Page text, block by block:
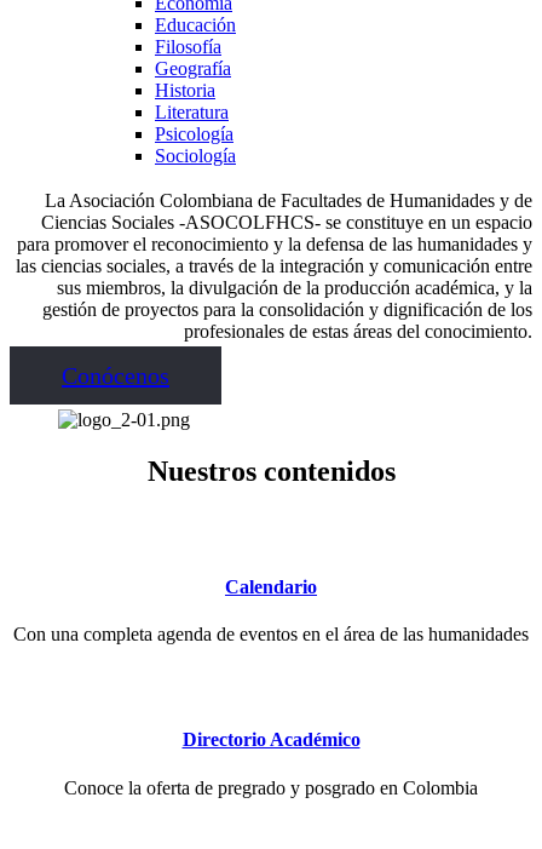
Educación
Filosofía
Geografía
Historia
Literatura
Psicología
Sociología
La Asociación Colombiana de Facultades de Humanidades y de
Ciencias Sociales -ASOCOLFHCS- se constituye en un espacio
para promover el reconocimiento y la defensa de las humanidades y
las ciencias sociales, a través de la integración y comunicación entre
sus miembros, la divulgación de la producción académica, y la
gestión de proyectos para la consolidación y dignificación de los
profesionales de estas áreas del conocimiento.
Conócenos
Nuestros contenidos
Calendario
Con una completa agenda de eventos en el área de las humanidades
Directorio Académico
Conoce la oferta de pregrado y posgrado en Colombia